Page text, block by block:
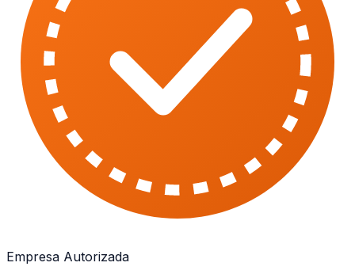
Empresa Autorizada